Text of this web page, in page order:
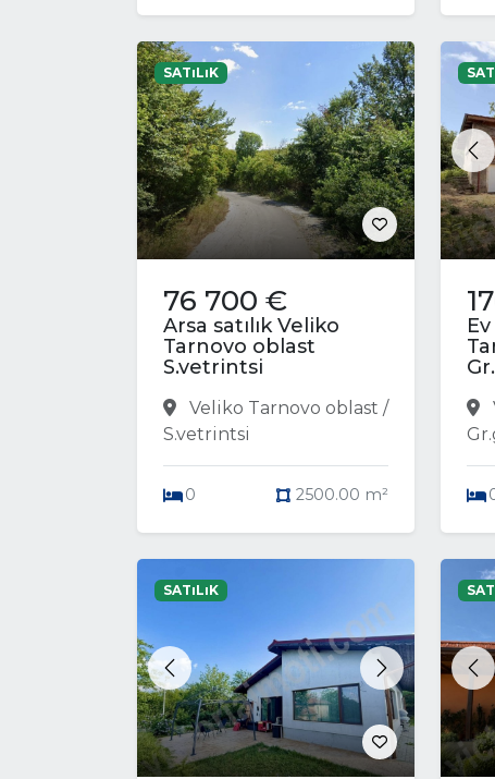
SATıLıK
76 700 €
Arsa satılık Veliko
Tarnovo oblast
S.vetrintsi
Veliko Tarnovo oblast /
S.vetrintsi
0 2500.00 m²
Previous Next
SATıLıK